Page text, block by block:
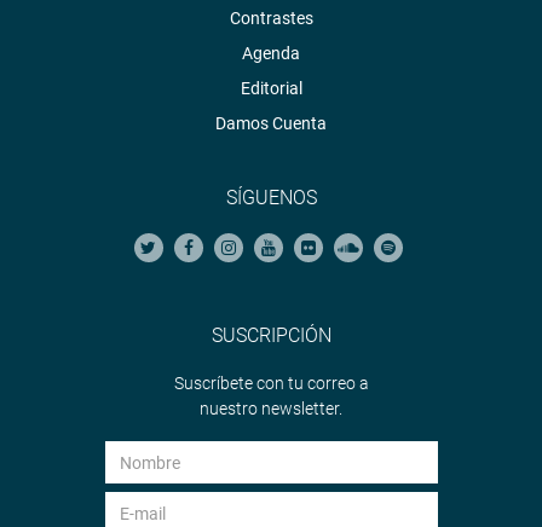
Contrastes
Agenda
Editorial
Damos Cuenta
SÍGUENOS
SUSCRIPCIÓN
Suscríbete con tu correo a
nuestro newsletter.